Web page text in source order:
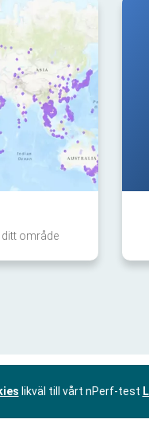
område
likväl till vårt nPerf-test